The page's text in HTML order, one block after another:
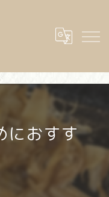
におすす